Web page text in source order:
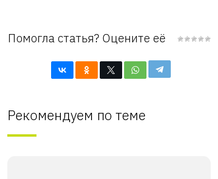
Помогла статья? Оцените её
Рекомендуем по теме